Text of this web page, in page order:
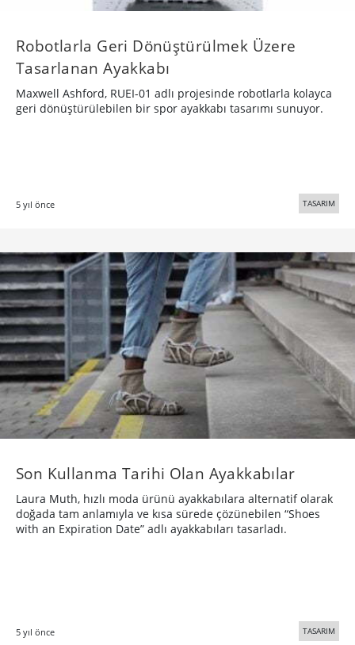
Robotlarla Geri Dönüştürülmek Üzere
Tasarlanan Ayakkabı
Maxwell Ashford, RUEI-01 adlı projesinde robotlarla kolayca
geri dönüştürülebilen bir spor ayakkabı tasarımı sunuyor.
5 yıl önce TASARIM
Son Kullanma Tarihi Olan Ayakkabılar
Laura Muth, hızlı moda ürünü ayakkabılara alternatif olarak
doğada tam anlamıyla ve kısa sürede çözünebilen “Shoes
with an Expiration Date” adlı ayakkabıları tasarladı.
5 yıl önce TASARIM